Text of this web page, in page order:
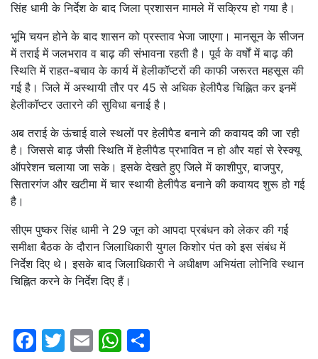
सिंह धामी के निर्देश के बाद जिला प्रशासन मामले में सक्रिय हो गया है।
भूमि चयन होने के बाद शासन को प्रस्ताव भेजा जाएगा। मानसून के सीजन
में तराई में जलभराव व बाढ़ की संभावना रहती है। पूर्व के वर्षों में बाढ़ की
स्थिति में राहत-बचाव के कार्य में हेलीकॉप्टरों की काफी जरूरत महसूस की
गई है। जिले में अस्थायी तौर पर 45 से अधिक हेलीपैड चिह्नित कर इनमें
हेलीकॉप्टर उतारने की सुविधा बनाई है।
अब तराई के ऊंचाई वाले स्थलों पर हेलीपैड बनाने की कवायद की जा रही
है। जिससे बाढ़ जैसी स्थिति में हेलीपैड प्रभावित न हो और यहां से रेस्क्यू
ऑपरेशन चलाया जा सके। इसके देखते हुए जिले में काशीपुर, बाजपुर,
सितारगंज और खटीमा में चार स्थायी हेलीपैड बनाने की कवायद शुरू हो गई
है।
सीएम पुष्कर सिंह धामी ने 29 जून को आपदा प्रबंधन को लेकर की गई
समीक्षा बैठक के दौरान जिलाधिकारी युगल किशोर पंत को इस संबंध में
निर्देश दिए थे। इसके बाद जिलाधिकारी ने अधीक्षण अभियंता लोनिवि स्थान
चिह्नित करने के निर्देश दिए हैं।
Facebook
Twitter
EmailWhatsApp